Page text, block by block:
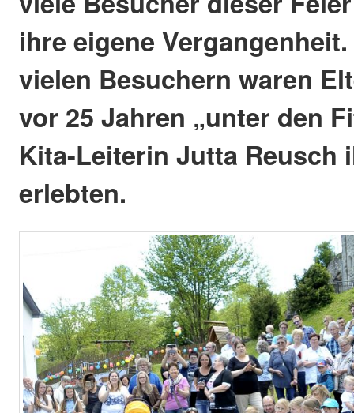
ihre eigene
vielen Besuchern waren
vor 25 Jahren „unter den
Kita-Leiterin Jutta Reusch
erlebten.